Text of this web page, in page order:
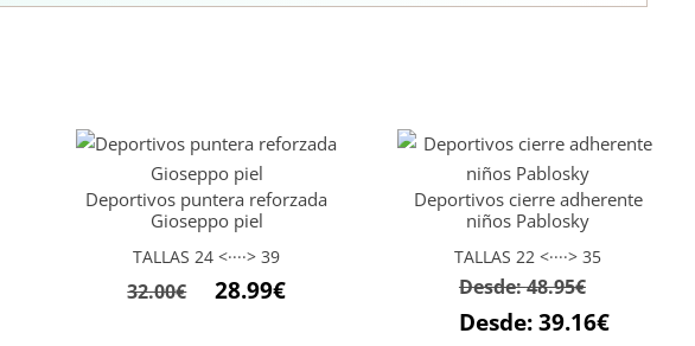
Deportivos puntera reforzada
Gioseppo piel
TALLAS 24 <····> 39
32.00€ 28.99€
Deportivos cierre adherente
niños Pablosky
TALLAS 22 <····> 35
Desde:48.95€
Desde:39.16€